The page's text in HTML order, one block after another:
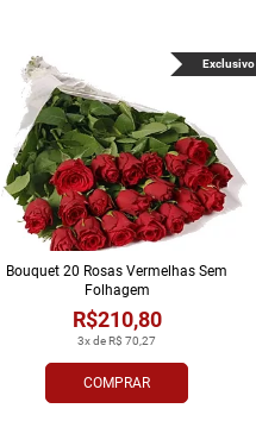
COMPRAR
3x de R$ 70,27
R$210,80
Bouquet 20 Rosas Vermelhas Sem
Folhagem
Exclusivo